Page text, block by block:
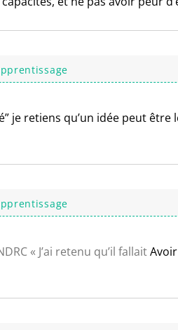
je retiens qu’un idée peut être
« J’ai retenu qu’il fallait